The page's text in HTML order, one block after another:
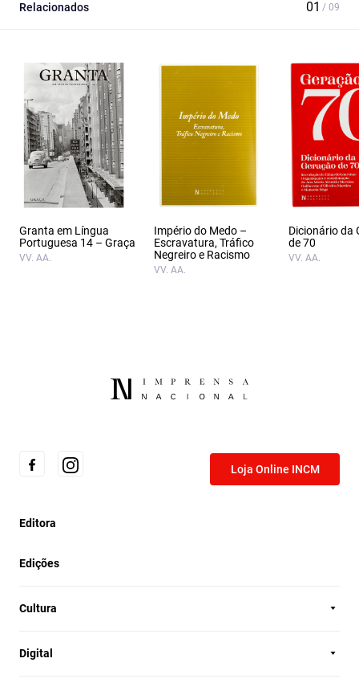
Relacionados
Granta em Língua
Portuguesa 14 – Graça
VV. AA.
Império do Medo –
Escravatura, Tráfico
Negreiro e Racismo
VV. AA.
Dicionário da
de 70
VV. AA.
Loja Online INCM
Editora
Edições
Cultura
Digital